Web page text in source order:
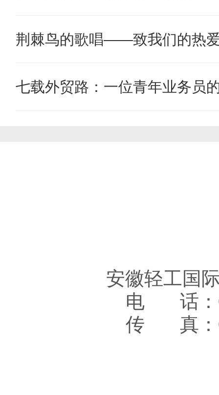
荆棘鸟的歌唱——致我们的热
七载外贸路：一位青年业务员
安徽轻工国
电 话：
传 真：